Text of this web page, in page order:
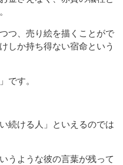
つ、売り絵を描くことがで
しか持ち得ない宿命という
です。
続ける人」といえるのでは
うような彼の言葉が残って